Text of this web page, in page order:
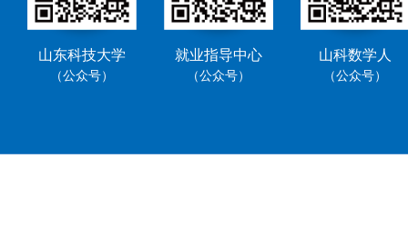
山东科技大学
（公众号）
就业指导中心
（公众号）
山科数学人
（公众号）